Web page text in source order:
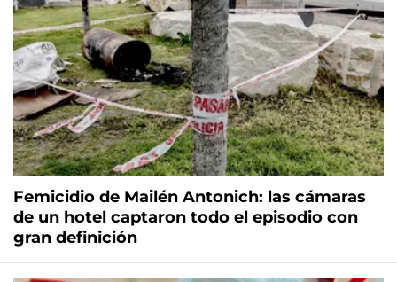
Femicidio de Mailén Antonich: las cámaras
de un hotel captaron todo el episodio con
gran definición